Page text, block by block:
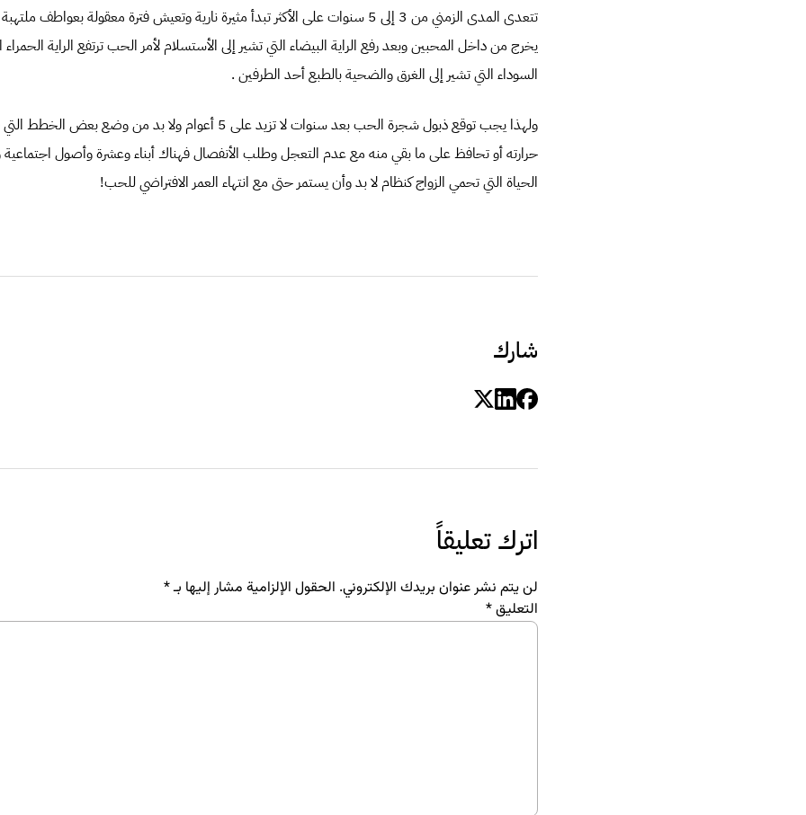
تتعدى المدى الزمني من 3 إلى 5 سنوات على الأكثر تبدأ مثيرة نارية وتعيش فترة معقولة
يخرج من داخل المحبين وبعد رفع الراية البيضاء التي تشير إلى الأستسلام لأمر الحب ترتفع الراية الحمراء
السوداء التي تشير إلى الغرق والضحية بالطبع أحد الطرفين .
ولهذا يجب توقع ذبول شجرة الحب بعد سنوات لا تزيد على 5 أعوام ولا بد
حرارته أو تحافظ على ما بقي منه مع عدم التعجل وطلب الأنفصال فهناك أبناء وعشرة وأصول
الحياة التي تحمي الزواج كنظام لا بد وأن يستمر حتى مع انتهاء العمر الافتراضي للحب!
شارك
اترك تعليقاً
لن يتم نشر عنوان بريدك الإلكتروني. الحقول الإلزامية مشار إليها بـ*
التعليق*